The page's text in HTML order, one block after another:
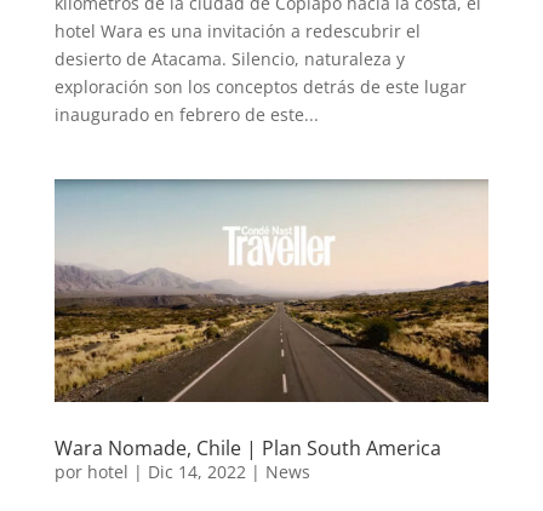
hotel Wara es una invitación a redescubrir el
desierto de Atacama. Silencio, naturaleza y
exploración son los conceptos detrás de este lugar
inaugurado en febrero de este...
Wara Nomade, Chile | Plan South America
por hotel | Dic 14, 2022| News